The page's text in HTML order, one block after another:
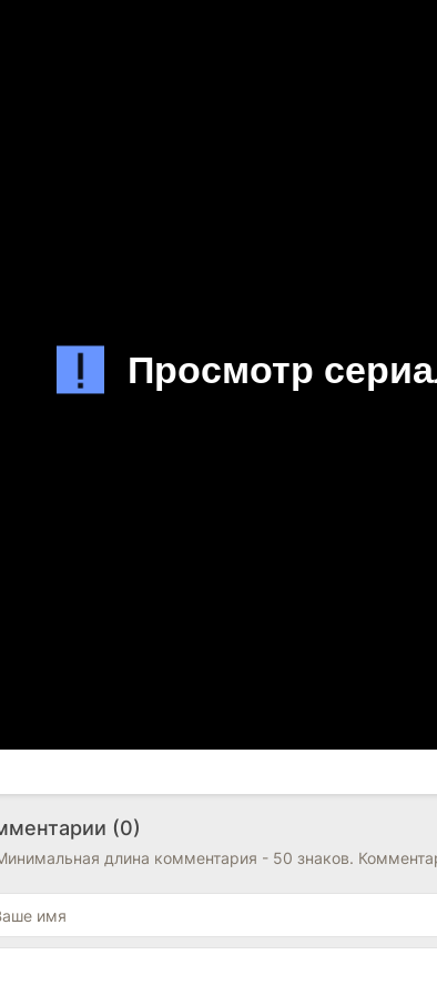
(0)
длина комментария - 50 знаков.